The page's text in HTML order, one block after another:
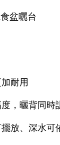
盆曬台
耐用
，曬背同時
放、深水可